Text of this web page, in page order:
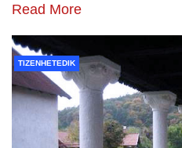
Read More
TIZENHETEDIK